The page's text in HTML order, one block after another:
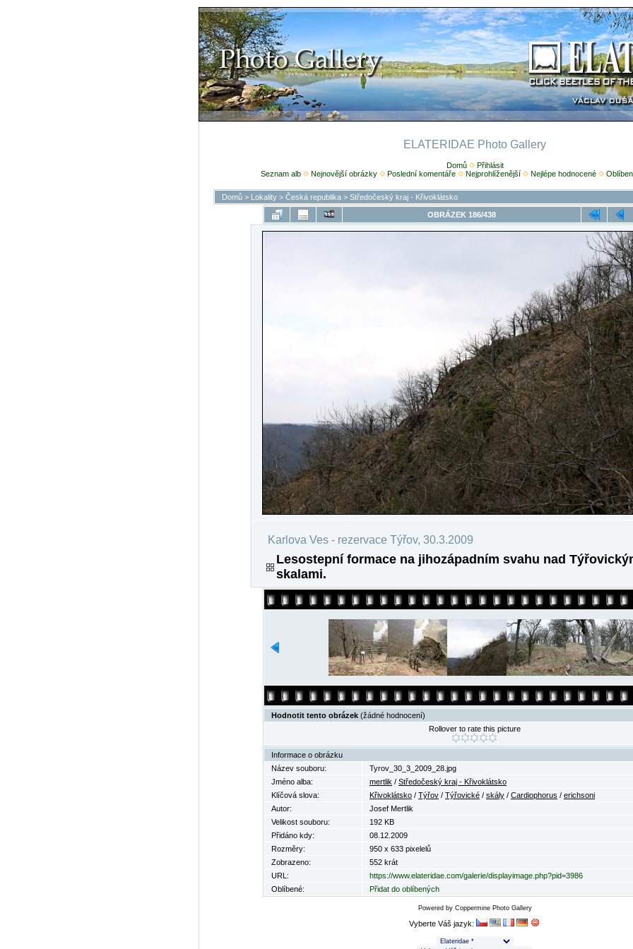
ELATERIDAE Photo Gallery
Domů
Přihlásit
Seznam alb
Nejnovější obrázky Poslední komentáře Nejprohlíženější Nejlépe hodnocené
Domů> Lokality> Česká republika> Středočeský kraj - Křivoklátsko
OBRÁZEK 186/438
Karlova Ves - rezervace Týřov, 30.3.2009
Lesostepní formace na jihozápadním svahu nad
skalami.
Hodnotit tento obrázek (žádné hodnocení)
Rollover to rate this picture
Informace o obrázku
Název souboru:
Tyrov_30_3_2009_28.jpg
Jméno alba:
mertlik / Středočeský kraj - Křivoklátsko
Klíčová slova:
Křivoklátsko / Týřov / Týřovické / skály / Cardiophorus / erichsoni
Autor:
Josef Mertlik
Velikost souboru:
192 KB
Přidáno kdy:
08.12.2009
Rozměry:
950 x 633 pixelelů
Zobrazeno:
552 krát
URL:
https://www.elateridae.com/galerie/displayimage.php?pid=3986
Oblíbené:
Přidat do oblíbených
Powered by Coppermine Photo Gallery
Vyberte Váš jazyk: